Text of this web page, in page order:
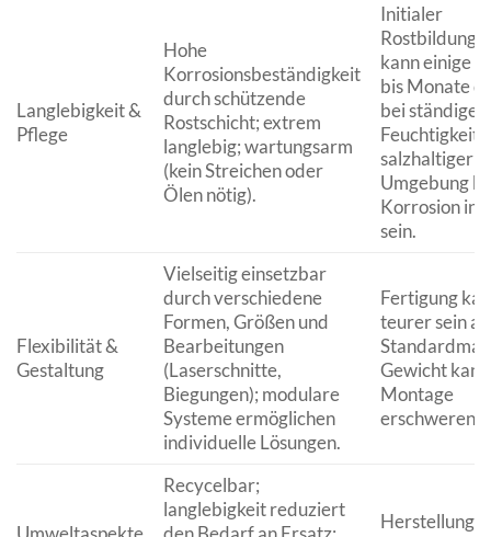
Langlebigkeit &
Pflege
Hohe
Korrosionsbeständigkeit
durch schützende
Rostschicht; extrem
langlebig; wartungsarm
(kein Streichen oder
Ölen nötig).
Initialer
kann einige
bis Monate
bei ständiger
Feuchtigkeit
salzhaltiger
Umgebung
Korrosion
sein.
Flexibilität &
Gestaltung
Vielseitig einsetzbar
durch verschiedene
Formen, Größen und
Bearbeitungen
(Laserschnitte,
Biegungen); modulare
Systeme ermöglichen
individuelle Lösungen.
Fertigung
teurer sein
Gewicht kann
Montage
erschweren.
Recycelbar;
langlebigkeit reduziert